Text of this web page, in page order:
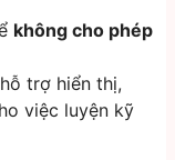
không cho phép
trợ hiển thị,
việc luyện kỹ